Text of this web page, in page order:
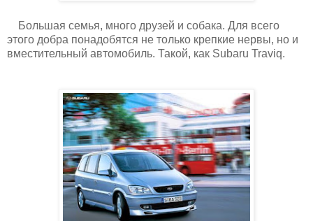
Большая семья, много друзей и собака. Для всего
этого добра понадобятся не только крепкие нервы, но и
вместительный автомобиль. Такой, как Subaru Traviq.